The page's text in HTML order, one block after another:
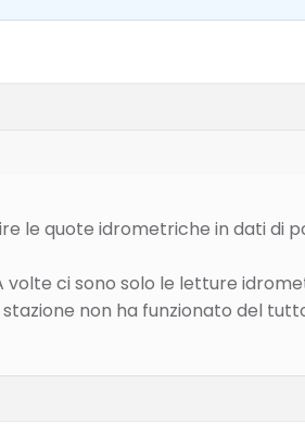
le quote idrometriche in dati di
volte ci sono solo le letture
non ha funzionato del